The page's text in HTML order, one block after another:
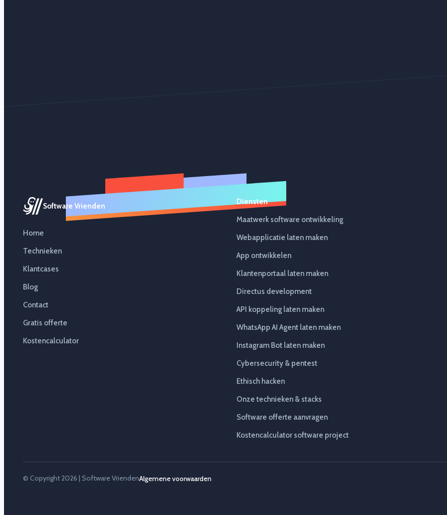
Software Vrienden
Home
Technieken
Klantcases
Blog
Contact
Gratis offerte
Kostencalculator
Diensten
Maatwerk software ontwikkeling
Webapplicatie laten maken
App ontwikkelen
Klantenportaal laten maken
Directus development
API koppeling laten maken
WhatsApp AI Agent laten maken
Instagram Bot laten maken
Cybersecurity & pentest
Ethisch hacken
Onze technieken & stacks
Software offerte aanvragen
Kostencalculator software project
© Copyright 2026 | Software VriendenAlgemene voorwaarden